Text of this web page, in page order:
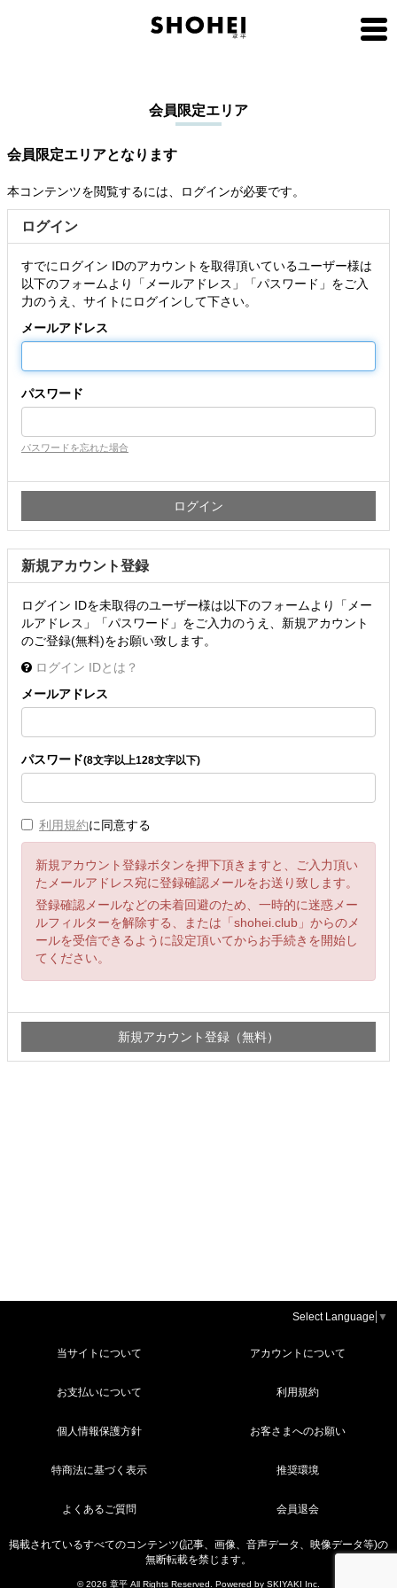
会員限定エリア
会員限定エリアとなります
本コンテンツを閲覧するには、ログインが必要です。
ログイン
すでにログイン IDのアカウントを取得頂いているユーザー様は
以下のフォームより「メールアドレス」「パスワード」をご入
力のうえ、サイトにログインして下さい。
メールアドレス
パスワード
パスワードを忘れた場合
新規アカウント登録
ログイン IDを未取得のユーザー様は以下のフォームより「メー
ルアドレス」「パスワード」をご入力のうえ、新規アカウント
のご登録(無料)をお願い致します。
ログイン IDとは？
メールアドレス
パスワード(8文字以上128文字以下)
利用規約に同意する
新規アカウント登録ボタンを押下頂きますと、ご入力頂い
たメールアドレス宛に登録確認メールをお送り致します。
登録確認メールなどの未着回避のため、一時的に迷惑メー
ルフィルターを解除する、または「shohei.club」からのメ
ールを受信できるように設定頂いてからお手続きを開始し
てください。
Select Language ▼
当サイトについて アカウントについて
お支払いについて 利用規約
個人情報保護方針 お客さまへのお願い
特商法に基づく表示 推奨環境
よくあるご質問 会員退会
掲載されているすべてのコンテンツ(記事、画像、音声データ、映像データ等)の
無断転載を禁じます。
© 2026 章平 All Rights Reserved. Powered by SKIYAKI Inc.